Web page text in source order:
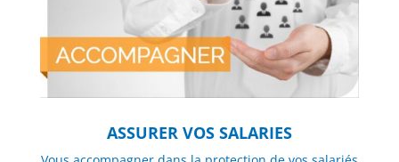
ASSURER VOS SALARIES